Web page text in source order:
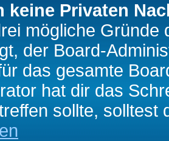
keine Privaten
mögliche Gründe
der Board-
das gesamte
hat dir das
sollte, solltest